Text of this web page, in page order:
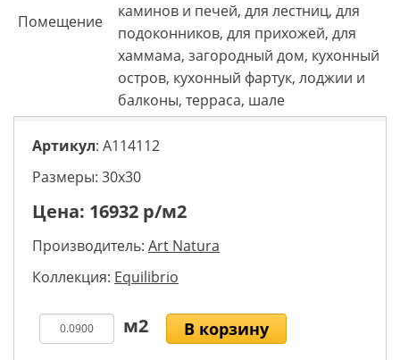
Помещение
каминов и печей, для лестниц, для
подоконников, для прихожей, для
хаммама, загородный дом, кухонный
остров, кухонный фартук, лоджии и
балконы, терраса, шале
Артикул: A114112
Размеры: 30х30
Цена: 16932 р/м2
Производитель: Art Natura
Коллекция: Equilibrio
В корзину